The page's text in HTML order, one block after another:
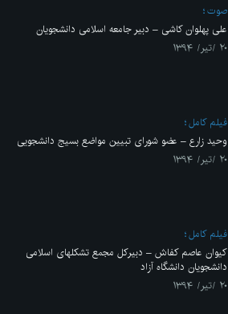
صوت
علی پهلوان کاشی – دبیر جامعه اسلامی دانشجویان
۲۰ /تیر/ ۱۳۹۴
فیلم کامل
وحید زارع – عضو شورای تبیین مواضع بسیج دانشجویی
۲۰ /تیر/ ۱۳۹۴
فیلم کامل
کیوان عاصم کفاش – دبیرکل مجمع تشکلهای اسلامی
دانشجویان دانشگاه آزاد
۲۰ /تیر/ ۱۳۹۴